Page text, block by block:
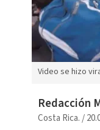
Video se hizo
Redacción
Costa Rica. /